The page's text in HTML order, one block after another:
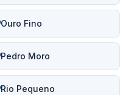
Ouro Fino
Pedro Moro
Rio Pequeno